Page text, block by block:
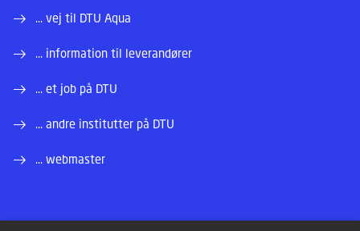
... vej til DTU Aqua
... information til leverandører
... et job på DTU
... andre institutter på DTU
... webmaster